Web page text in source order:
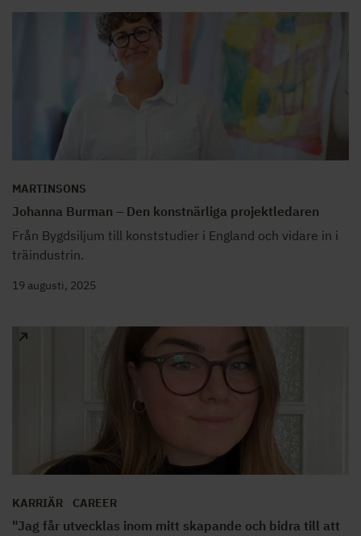
MARTINSONS
Johanna Burman – Den konstnärliga projektledaren
Från Bygdsiljum till konststudier i England och vidare in i
träindustrin.
19 augusti, 2025
KARRIÄR CAREER
"Jag får utvecklas inom mitt skapande och bidra till att